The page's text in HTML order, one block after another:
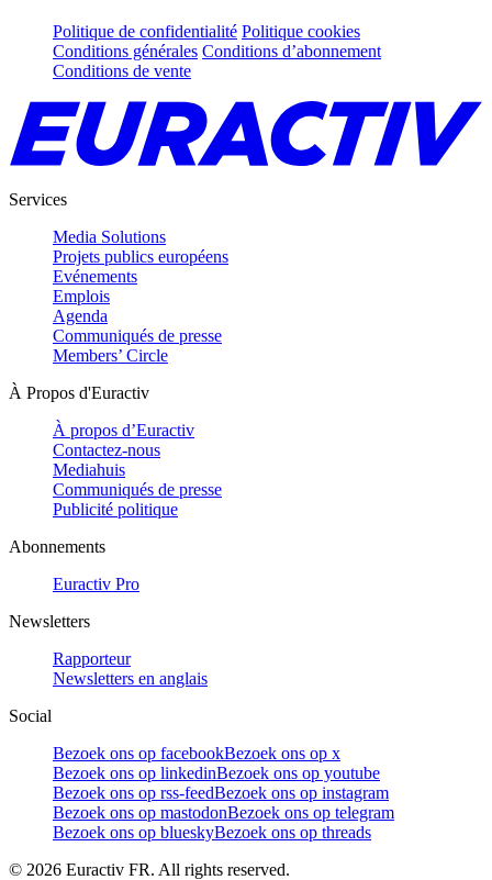
Politique de confidentialité Politique cookies
Conditions générales Conditions d’abonnement
Conditions de vente
Services
Media Solutions
Projets publics européens
Evénements
Emplois
Agenda
Communiqués de presse
Members’ Circle
À Propos d'Euractiv
À propos d’Euractiv
Contactez-nous
Mediahuis
Communiqués de presse
Publicité politique
Abonnements
Euractiv Pro
Newsletters
Rapporteur
Newsletters en anglais
Social
Bezoek ons op facebookBezoek ons op x
Bezoek ons op linkedinBezoek ons op youtube
Bezoek ons op rss-feedBezoek ons op instagram
Bezoek ons op mastodonBezoek ons op telegram
Bezoek ons op blueskyBezoek ons op threads
© 2026 Euractiv FR. All rights reserved.